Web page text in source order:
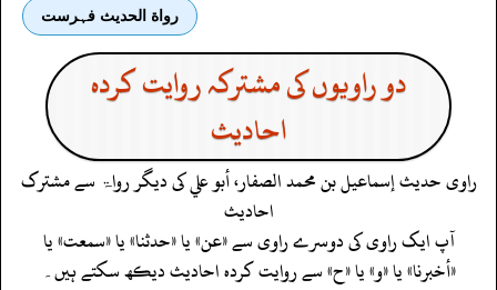
رواة الحديث فہرست
دو راویوں کی مشترکہ روایت کردہ
احادیث
راوی حدیثإسماعيل بن محمد الصفار، أبو عليکی دیگر رواۃ سے مشترک
احادیث
آپ ایک راوی کی دوسرے راوی سے «عن» یا «حدثنا» یا «سمعت» یا
«أخبرنا» یا «و» یا «ح» سے روایت کردہ احادیث دیکھ سکتے ہیں۔